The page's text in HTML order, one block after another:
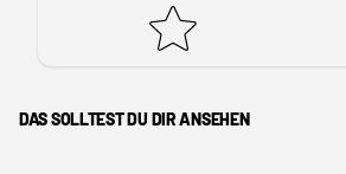
DAS SOLLTEST DU DIR ANSEHEN